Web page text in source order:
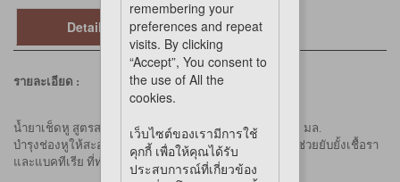
Details
รายละเอียด :
น้ำยาเช็ดหู สูตรสารสกัดธรรมชาติ สำหรับสุุนัข ขนาด 100 มล.
บำรุงช่องหูให้สะอาดด้วยสมุนไพร ลดการมีกลิ่นภายในหู ช่วยยับยั้งเชื้อรา
และแบคทีเรีย ที่ทำให้เกิดอาการคันและมีกลิ่น
remembering your
preferences and repeat
visits. By clicking
“Accept”, You consent to
the use of All the
cookies.
เว็บไซต์ของเรามีการใช้
คุกกี้ เพื่อให้คุณได้รับ
ประสบการณ์ที่เกี่ยวข้อง